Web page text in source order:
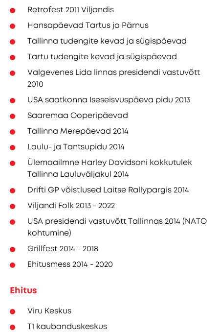
Retrofest 2011 Viljandis
Hansapäevad Tartus ja Pärnus
Tallinna tudengite kevad ja sügispäevad
Tartu tudengite kevad ja sügispäevad
Valgevenes Lida linnas presidendi vastuvõtt
2010
USA saatkonna Iseseisvuspäeva pidu 2013
Saaremaa Ooperipäevad
Tallinna Merepäevad 2014
Laulu- ja Tantsupidu 2014
Ülemaailmne Harley Davidsoni kokkutulek
Tallinna Lauluväljakul 2014
Drifti GP võistlused Laitse Rallypargis 2014
Viljandi Folk 2013 - 2022
USA presidendi vastuvõtt Tallinnas 2014 (NATO
kohtumine)
Grillfest 2014 - 2018
Ehitusmess 2014 - 2020
Ehitus
Viru Keskus
T1 kaubanduskeskus